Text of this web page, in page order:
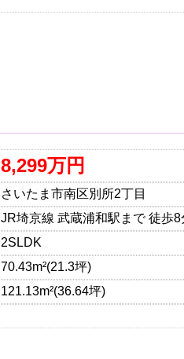
8,299万円
さいたま市南区別所2丁目
JR埼京線 武蔵浦和駅まで 徒歩8
2SLDK
70.43m²(21.3坪)
121.13m²(36.64坪)